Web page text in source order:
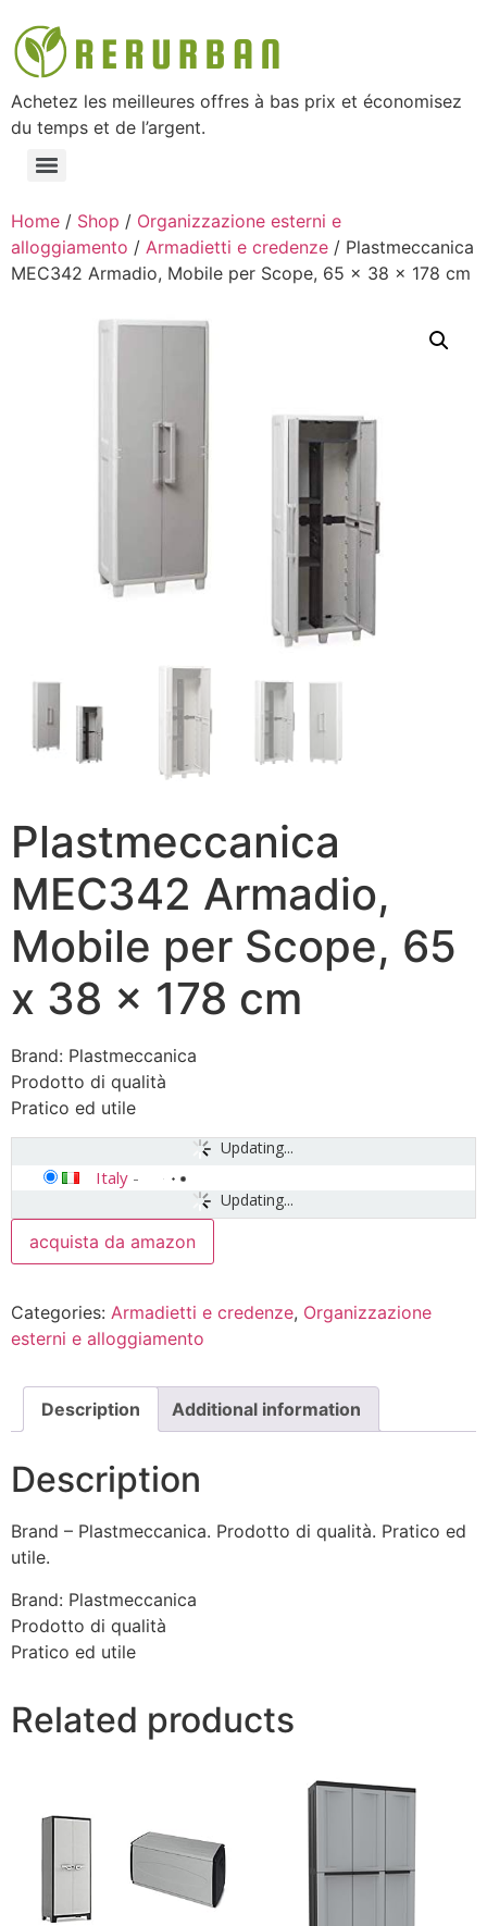
Achetez les meilleures offres à bas prix et économisez
du temps et de l’argent.
Home / Shop / Organizzazione esterni e
alloggiamento / Armadietti e credenze / Plastmeccanica
MEC342 Armadio, Mobile per Scope, 65 x 38 x 178 cm
Plastmeccanica
MEC342 Armadio,
Mobile per Scope, 65
x 38 x 178 cm
Brand: Plastmeccanica
Prodotto di qualità
Pratico ed utile
Updating...
Updating...
Italy -
acquista da amazon
Categories: Armadietti e credenze, Organizzazione
esterni e alloggiamento
Description Additional information
Description
Brand – Plastmeccanica. Prodotto di qualità. Pratico ed
utile.
Brand: Plastmeccanica
Prodotto di qualità
Pratico ed utile
Related products